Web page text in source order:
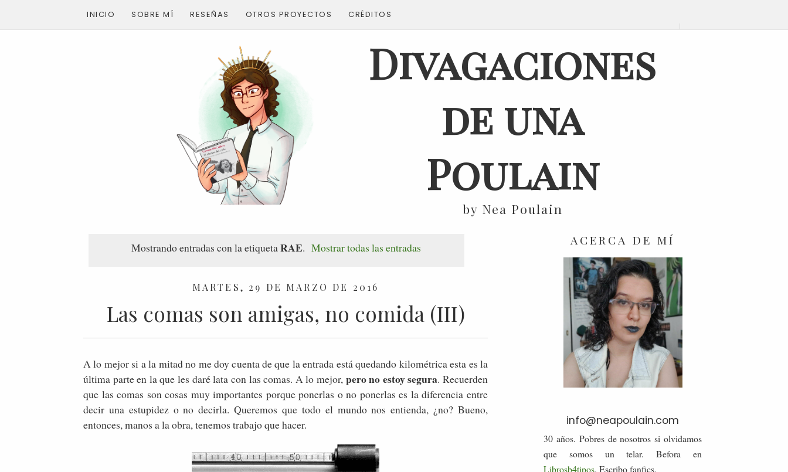
INICIO SOBRE MÍ RESEÑAS OTROS PROYECTOS CRÉDITOS
Divagaciones
de una
Poulain
by Nea Poulain
Mostrando entradas con la etiquetaRAE. Mostrar todas las entradas
MARTES, 29 DE MARZO DE 2016
Las comas son amigas, no comida (III)
A lo mejor si a la mitad no me doy cuenta de que la entrada está quedando kilométrica esta es la
última parte en la que les daré lata con las comas. A lo mejor, pero no estoy segura. Recuerden
que las comas son cosas muy importantes porque ponerlas o no ponerlas es la diferencia entre
decir una estupidez o no decirla. Queremos que todo el mundo nos entienda, ¿no? Bueno,
entonces, manos a la obra, tenemos trabajo que hacer.
ACERCA DE MÍ
info@neapoulain.com
30 años. Pobres de nosotros si olvidamos
que somos un telar. Befora en
Librosb4tipos. Escribo fanfics.